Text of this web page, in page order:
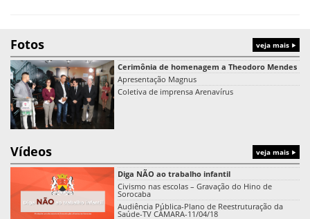
Fotos veja mais
Cerimônia de homenagem a Theodoro Mendes
Apresentação Magnus
Coletiva de imprensa Arenavírus
Vídeos veja mais
Diga NÃO ao trabalho infantil
Civismo nas escolas – Gravação do Hino de
Sorocaba
Audiência Pública-Plano de Reestruturação da
Saúde-TV CÂMARA-11/04/18